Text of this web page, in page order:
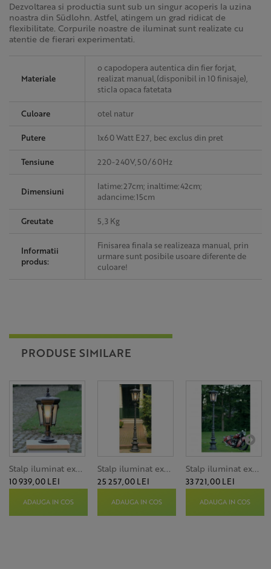
Dezvoltarea si productia sunt sub un singur acoperis la uzina
noastra din Südlohn. Astfel, atingem un grad ridicat de
flexibilitate. Corpurile noastre de iluminat sunt realizate cu
atentie de fierari experimentati.
Materiale
o capodopera autentica din fier forjat,
realizat manual,(disponibil in 10 finisaje),
sticla opaca fatetata
Culoare otel natur
Putere 1x60 Watt E27, bec exclus din pret
Tensiune 220-240V,50/60Hz
Dimensiuni
latime:27cm; inaltime:42cm;
adancime:15cm
Greutate 5,3 Kg
Informatii
produs:
Finisarea finala se realizeaza manual, prin
urmare sunt posibile usoare diferente de
culoare!
PRODUSE SIMILARE
Stalp iluminat ex...
10 939,00 LEI
ADAUGA IN COS
Stalp iluminat ex...
25 257,00 LEI
ADAUGA IN COS
Stalp iluminat ex...
33 721,00 LEI
ADAUGA IN COS